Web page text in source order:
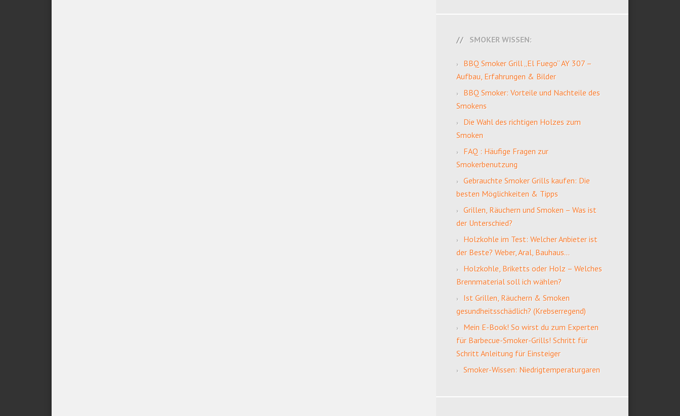
SMOKER WISSEN:
BBQ Smoker Grill „El Fuego“ AY 307 –
Aufbau, Erfahrungen & Bilder
BBQ Smoker: Vorteile und Nachteile des
Smokens
Die Wahl des richtigen Holzes zum
Smoken
FAQ : Häufige Fragen zur
Smokerbenutzung
Gebrauchte Smoker Grills kaufen: Die
besten Möglichkeiten & Tipps
Grillen, Räuchern und Smoken – Was ist
der Unterschied?
Holzkohle im Test: Welcher Anbieter ist
der Beste? Weber, Aral, Bauhaus…
Holzkohle, Briketts oder Holz – Welches
Brennmaterial soll ich wählen?
Ist Grillen, Räuchern & Smoken
gesundheitsschädlich? (Krebserregend)
Mein E-Book! So wirst du zum Experten
für Barbecue-Smoker-Grills! Schritt für
Schritt Anleitung für Einsteiger
Smoker-Wissen: Niedrigtemperaturgaren